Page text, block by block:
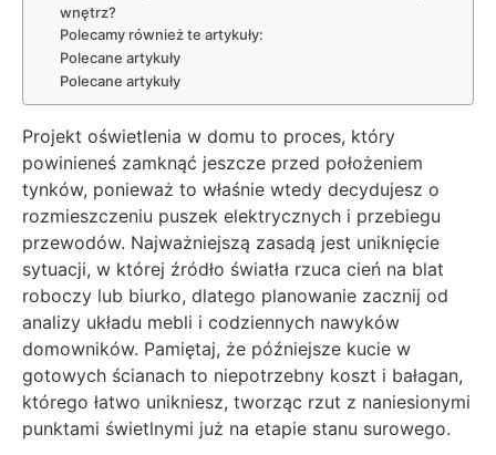
wnętrz?
Polecamy również te artykuły:
Polecane artykuły
Polecane artykuły
Projekt oświetlenia w domu to proces, który
powinieneś zamknąć jeszcze przed położeniem
tynków, ponieważ to właśnie wtedy decydujesz o
rozmieszczeniu puszek elektrycznych i przebiegu
przewodów. Najważniejszą zasadą jest uniknięcie
sytuacji, w której źródło światła rzuca cień na blat
roboczy lub biurko, dlatego planowanie zacznij od
analizy układu mebli i codziennych nawyków
domowników. Pamiętaj, że późniejsze kucie w
gotowych ścianach to niepotrzebny koszt i bałagan,
którego łatwo unikniesz, tworząc rzut z naniesionymi
punktami świetlnymi już na etapie stanu surowego.